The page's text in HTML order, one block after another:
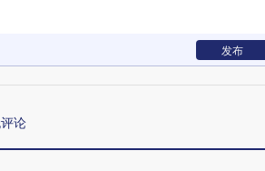
发布
论